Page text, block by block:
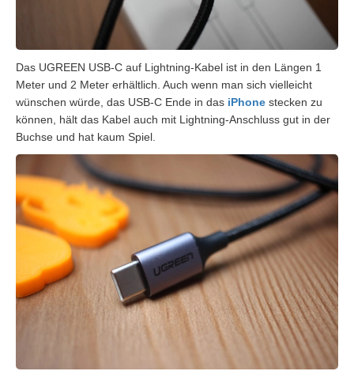
Das UGREEN USB-C auf Lightning-Kabel ist in den Längen 1
Meter und 2 Meter erhältlich. Auch wenn man sich vielleicht
wünschen würde, das USB-C Ende in das iPhone stecken zu
können, hält das Kabel auch mit Lightning-Anschluss gut in der
Buchse und hat kaum Spiel.